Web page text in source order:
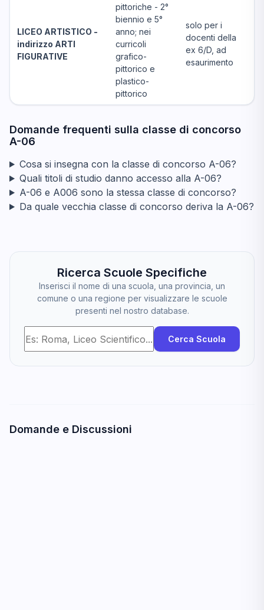
LICEO ARTISTICO -
indirizzo ARTI
FIGURATIVE
pittoriche - 2°
biennio e 5°
anno; nei
curricoli
grafico-
pittorico e
plastico-
pittorico
solo per i
docenti della
ex 6/D, ad
esaurimento
Domande frequenti sulla classe di concorso
A-06
Cosa si insegna con la classe di concorso A-06?
Quali titoli di studio danno accesso alla A-06?
A-06 e A006 sono la stessa classe di concorso?
Da quale vecchia classe di concorso deriva la A-06?
Ricerca Scuole Specifiche
Inserisci il nome di una scuola, una provincia, un
comune o una regione per visualizzare le scuole
presenti nel nostro database.
Cerca Scuola
Domande e Discussioni